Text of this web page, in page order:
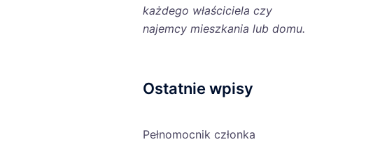
każdego właściciela czy
najemcy mieszkania lub domu.
Ostatnie wpisy
Pełnomocnik członka